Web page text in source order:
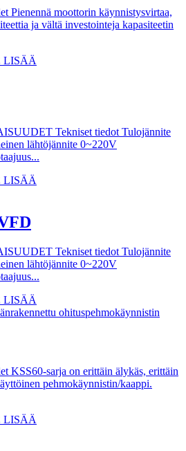
Pienennä moottorin käynnistysvirtaa,
ja vältä investointeja kapasiteetin
Tekniset tiedot Tulojännite
lähtöjännite 0~220V
Tekniset tiedot Tulojännite
lähtöjännite 0~220V
KSS60-sarja on erittäin älykäs, erittäin
pehmokäynnistin/kaappi.